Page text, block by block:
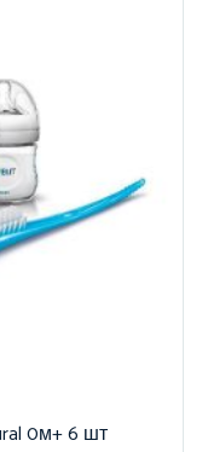
0м+ 6 шт